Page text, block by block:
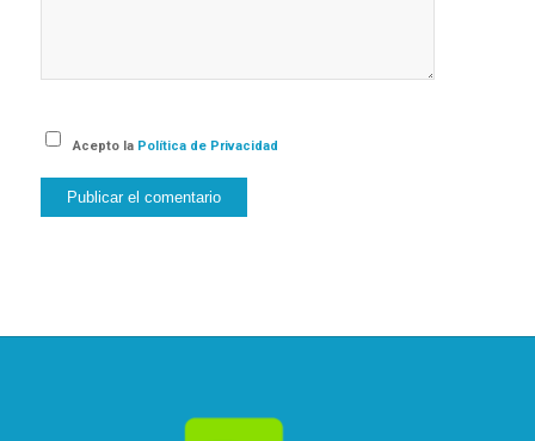
Acepto la Política de Privacidad